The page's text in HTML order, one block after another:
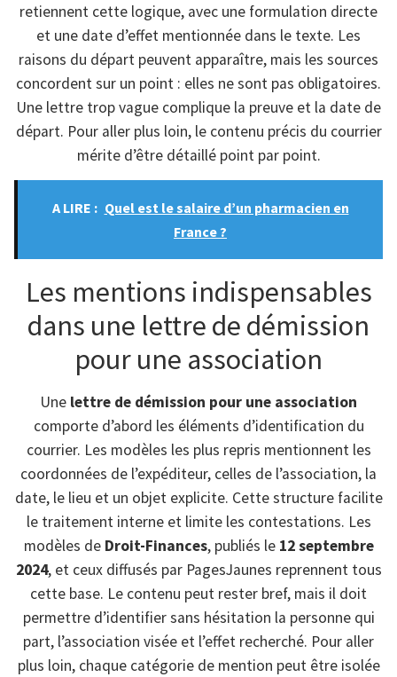
retiennent cette logique, avec une formulation directe
et une date d’effet mentionnée dans le texte. Les
raisons du départ peuvent apparaître, mais les sources
concordent sur un point : elles ne sont pas obligatoires.
Une lettre trop vague complique la preuve et la date de
départ. Pour aller plus loin, le contenu précis du courrier
mérite d’être détaillé point par point.
A LIRE : Quel est le salaire d’un pharmacien en
France ?
Les mentions indispensables
dans une lettre de démission
pour une association
Une lettre de démission pour une association
comporte d’abord les éléments d’identification du
courrier. Les modèles les plus repris mentionnent les
coordonnées de l’expéditeur, celles de l’association, la
date, le lieu et un objet explicite. Cette structure facilite
le traitement interne et limite les contestations. Les
modèles de Droit-Finances, publiés le 12 septembre
2024, et ceux diffusés par PagesJaunes reprennent tous
cette base. Le contenu peut rester bref, mais il doit
permettre d’identifier sans hésitation la personne qui
part, l’association visée et l’effet recherché. Pour aller
plus loin, chaque catégorie de mention peut être isolée